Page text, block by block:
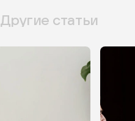
Другие статьи